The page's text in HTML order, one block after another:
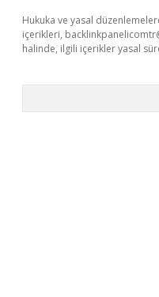
Hukuka ve yasal
içerikleri,
halinde, ilgili içerikler yasal